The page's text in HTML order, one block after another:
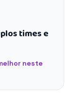
times e
neste